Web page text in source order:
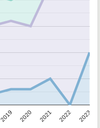
2019 2020 2021 2022 2023